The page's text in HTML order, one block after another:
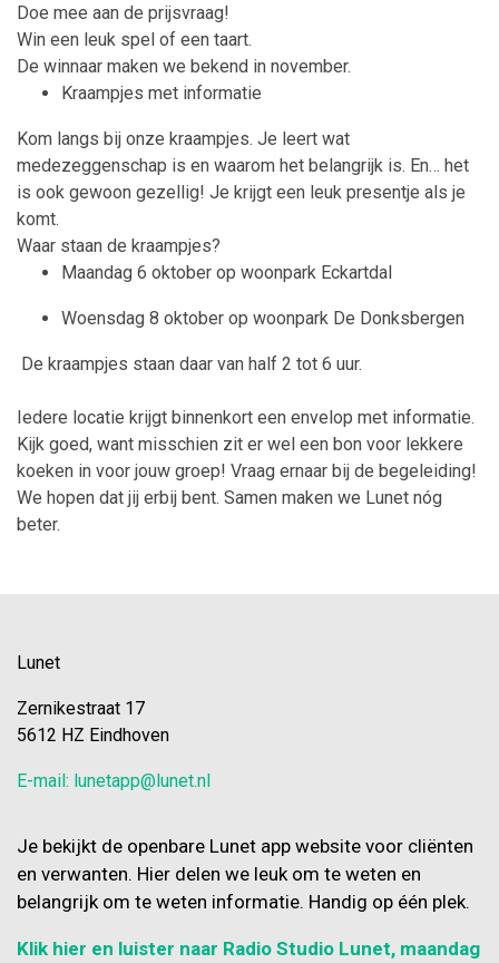
Doe mee aan de prijsvraag!
Win een leuk spel of een taart.
De winnaar maken we bekend in november.
Kraampjes met informatie
Kom langs bij onze kraampjes. Je leert wat
medezeggenschap is en waarom het belangrijk is. En… het
is ook gewoon gezellig! Je krijgt een leuk presentje als je
komt.
Waar staan de kraampjes?
Maandag 6 oktober op woonpark Eckartdal
Woensdag 8 oktober op woonpark De Donksbergen
De kraampjes staan daar van half 2 tot 6 uur.
Iedere locatie krijgt binnenkort een envelop met informatie.
Kijk goed, want misschien zit er wel een bon voor lekkere
koeken in voor jouw groep! Vraag ernaar bij de begeleiding!
We hopen dat jij erbij bent. Samen maken we Lunet nóg
beter.
Lunet
Zernikestraat 17
5612 HZ Eindhoven
E-mail: lunetapp@lunet.nl
Je bekijkt de openbare Lunet app website voor cliënten
en verwanten. Hier delen we leuk om te weten en
belangrijk om te weten informatie. Handig op één plek.
Klik hier en luister naar Radio Studio Lunet, maandag